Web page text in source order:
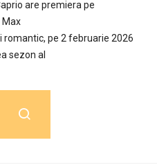
are premiera pe
Max
romantic, pe 2 februarie 2026
sezon al